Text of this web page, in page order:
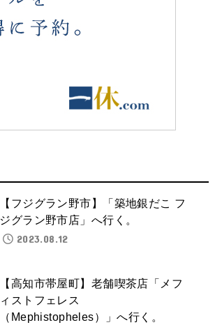
【フジグラン野市】「築地銀だこ フ
ジグラン野市店」へ行く。
2023.08.12
【高知市帯屋町】老舗喫茶店「メフ
ィストフェレス
（Mephistopheles）」へ行く。